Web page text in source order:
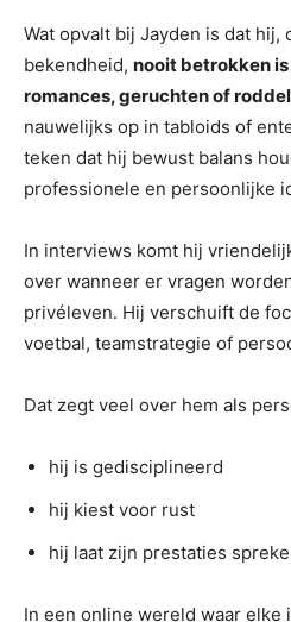
Wat opvalt bij Jayden is dat hij,
bekendheid, nooit betrokken
romances, geruchten of
nauwelijks op in tabloids of
teken dat hij bewust balans
professionele en persoonlijke
In interviews komt hij
over wanneer er vragen
privéleven. Hij verschuift de
voetbal, teamstrategie of
Dat zegt veel over hem als
hij is gedisciplineerd
hij kiest voor rust
hij laat zijn prestaties
In een online wereld waar